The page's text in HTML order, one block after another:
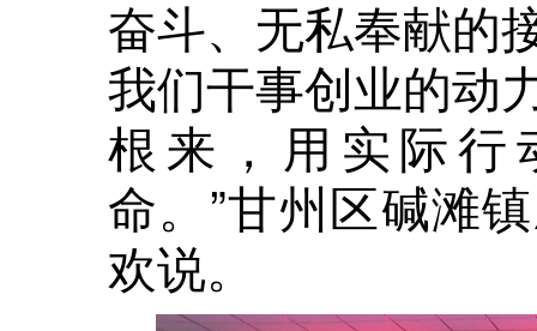
奋斗、无私奉献的
我们干事创业的动
根来，用实际行
命。”甘州区碱滩
欢说。